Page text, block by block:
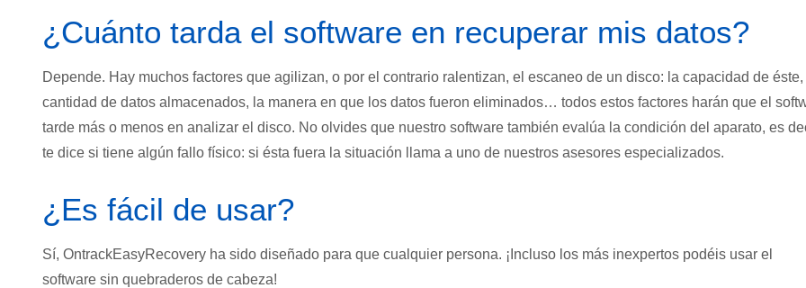
¿Cuánto tarda el software en recuperar mis datos?
Depende. Hay muchos factores que agilizan, o por el contrario ralentizan, el escaneo de un disco: la capacidad de éste,
cantidad de datos almacenados, la manera en que los datos fueron eliminados… todos estos factores harán que el
tarde más o menos en analizar el disco. No olvides que nuestro software también evalúa la condición del aparato, es
te dice si tiene algún fallo físico: si ésta fuera la situación llama a uno de nuestros asesores especializados.
¿Es fácil de usar?
Sí, OntrackEasyRecovery ha sido diseñado para que cualquier persona. ¡Incluso los más inexpertos podéis usar el
software sin quebraderos de cabeza!